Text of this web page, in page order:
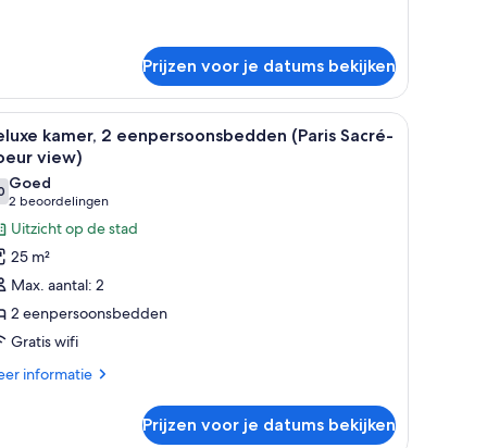
Prijzen voor je datums bekijken
een minibar Een hotelkamer met een bed, een ronde
6
kamer, 2 eenpersoonsbedden (Paris Sacré-
view)
van 10
Goed
2 beoordelingen
(2
beoordelingen)
Uitzicht op de stad
25 m²
Max. aantal: 2
2 eenpersoonsbedden
Gratis wifi
informatie
Prijzen voor je datums bekijken